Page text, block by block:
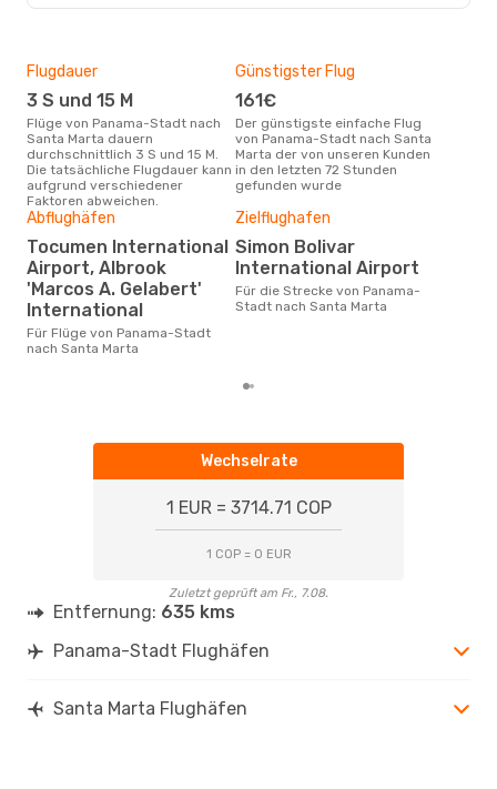
Flugdauer
3 S und 15 M
Flüge von Panama-Stadt nach
Santa Marta dauern
durchschnittlich 3 S und 15 M.
Die tatsächliche Flugdauer kann
aufgrund verschiedener
Faktoren abweichen.
Günstigster Flug
161€
Der günstigste einfache Flug
von Panama-Stadt nach Santa
Marta der von unseren Kunden
in den letzten 72 Stunden
gefunden wurde
Abflughäfen
Tocumen International
Airport, Albrook
'Marcos A. Gelabert'
International
Für Flüge von Panama-Stadt
nach Santa Marta
Zielflughafen
Simon Bolivar
International Airport
Für die Strecke von Panama-
Stadt nach Santa Marta
Wechselrate
1 EUR = 3714.71 COP
1 COP = 0 EUR
Zuletzt geprüft am Fr., 7.08.
Entfernung: 635 kms
Panama-Stadt Flughäfen
Santa Marta Flughäfen